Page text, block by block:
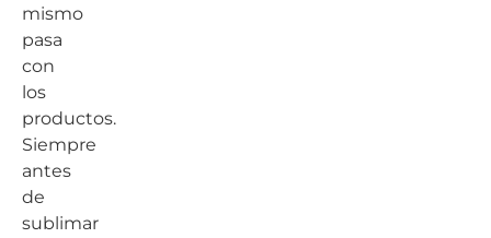
mismo
pasa
con
los
productos.
Siempre
antes
de
sublimar